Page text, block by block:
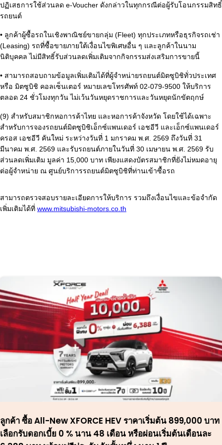
ปฏิเสธการใช้ส่วนลด e-Voucher ดังกล่าวในทุกกรณีต่อผู้รับโอนกรรมสิทธิ์
รถยนต์
• ลูกค้าผู้ซื้อรถในเชิงพาณิชย์ขายกลุ่ม (Fleet) ทุกประเภทหรือธุรกิจรถเช่า
(Leasing) รถที่ซื้อขายภายใต้เงื่อนไขพิเศษอื่น ๆ และลูกค้าในนาม
นิติบุคคล ไม่มีสิทธิ์รับส่วนลดเพิ่มเติมจากกิจกรรมส่งเสริมการขายนี้
• สามารถสอบถามข้อมูลเพิ่มเติมได้ที่ผู้จำหน่ายรถยนต์มิตซูบิชิทั่วประเทศ
หรือ มิตซูบิชิ คอลเซ็นเตอร์ หมายเลขโทรศัพท์ 02-079-9500 ให้บริการ
ตลอด 24 ชั่วโมงทุกวัน ไม่เว้นวันหยุดราชการและวันหยุดนักขัตฤกษ์
(9) สำหรับสมาชิกหอการค้าไทย และหอการค้าจังหวัด โดยใช้ได้เฉพาะ
สำหรับการจองรถยนต์มิตซูบิชิเอ็กซ์แพนเดอร์ เอชอีวี และเอ็กซ์แพนเดอร์
ครอส เอชอีวี คันใหม่ ระหว่างวันที่ 1 มกราคม พ.ศ. 2569 ถึงวันที่ 31
มีนาคม พ.ศ. 2569 และรับรถยนต์ภายในวันที่ 30 เมษายน พ.ศ. 2569 รับ
ส่วนลดเพิ่มเติม มูลค่า 15,000 บาท เพียงแสดงบัตรสมาชิกที่ยังไม่หมดอายุ
ต่อผู้จำหน่าย ณ ศูนย์บริการรถยนต์มิตซูบิชิที่ท่านเข้าซื้อรถ
สามารถตรวจสอบรายละเอียดการให้บริการ รวมถึงเงื่อนไขและข้อจำกัด
เพิ่มเติมได้ที่ www.mitsubishi-motors.co.th
ลูกค้า ซื้อ All-New XFORCE HEV ราคาเริ่มต้น 899,000 บาท
เลือกรับดอกเบี้ย 0 % นาน 48 เดือน หรือผ่อนเริ่มต้นเดือนละ